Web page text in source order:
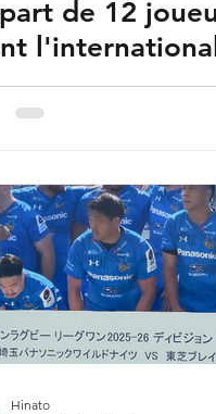
de 12
l'international
Futoshi
Hinato